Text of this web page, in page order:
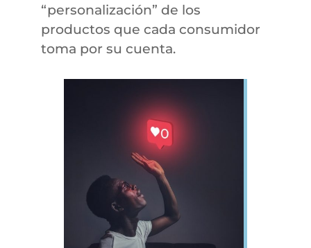
“personalización” de los
productos que cada consumidor
toma por su cuenta.